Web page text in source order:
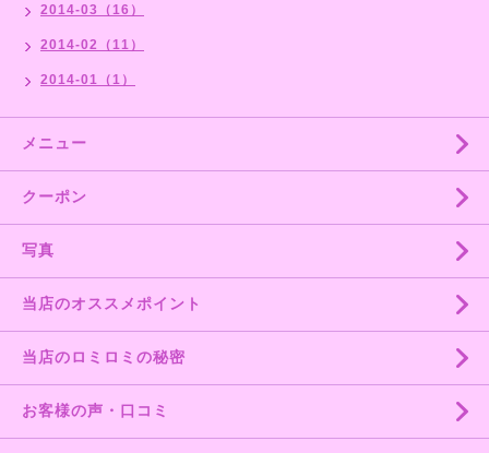
2014-03（16）
2014-02（11）
2014-01（1）
メニュー
クーポン
写真
当店のオススメポイント
当店のロミロミの秘密
お客様の声・口コミ